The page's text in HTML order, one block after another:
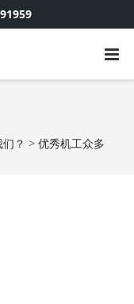
？ > 优秀机工众多